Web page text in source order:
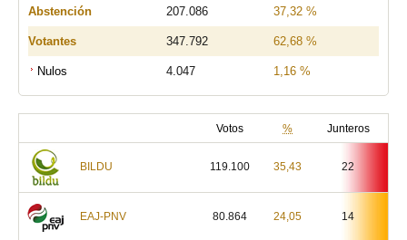
Abstención 207.086 37,32 %
Votantes 347.792 62,68 %
Nulos 4.047 1,16 %
Votos % Junteros
BILDU 119.100 35,43 22
EAJ-PNV 80.864 24,05 14